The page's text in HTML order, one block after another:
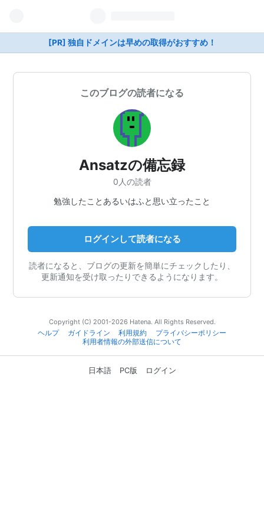
[PR] 独自ドメインは早めの取得がおすすめ！
このブログの読者になる
Ansatzの備忘録
0人の読者
勉強したことあるいはふと思い立ったこと
ログインして読者になる
読者になると、ブログの更新を簡単にチェックしたり、
更新通知を受け取ったりできるようになります。
Copyright (C) 2001-2026 Hatena. All Rights Reserved.
ヘルプ
ガイドライン 利用規約
プライバシーポリシー
利用者情報の外部送信について
日本語 PC版 ログイン